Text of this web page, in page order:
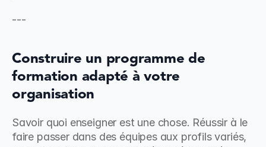
---
Construire un programme de
formation adapté à votre
organisation
Savoir quoi enseigner est une chose. Réussir à le
faire passer dans des équipes aux profils variés,